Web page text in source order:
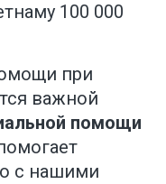
100 000
при
важной
помощи
с нашими